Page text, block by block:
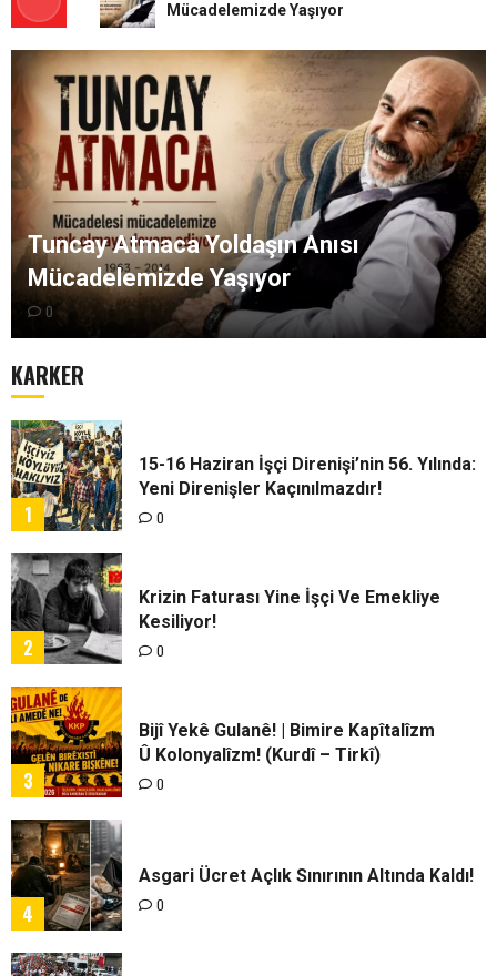
Mücadelemizde Yaşıyor
Tuncay Atmaca Yoldaşın Anısı
Mücadelemizde Yaşıyor
0
KARKER
1
15-16 Haziran İşçi Direnişi’nin 56. Yılında:
Yeni Direnişler Kaçınılmazdır!
0
2
Krizin Faturası Yine İşçi Ve Emekliye
Kesiliyor!
0
3
Bijî Yekê Gulanê! | Bimire Kapîtalîzm
Û Kolonyalîzm! (Kurdî – Tirkî)
0
4
Asgari Ücret Açlık Sınırının Altında Kaldı!
0